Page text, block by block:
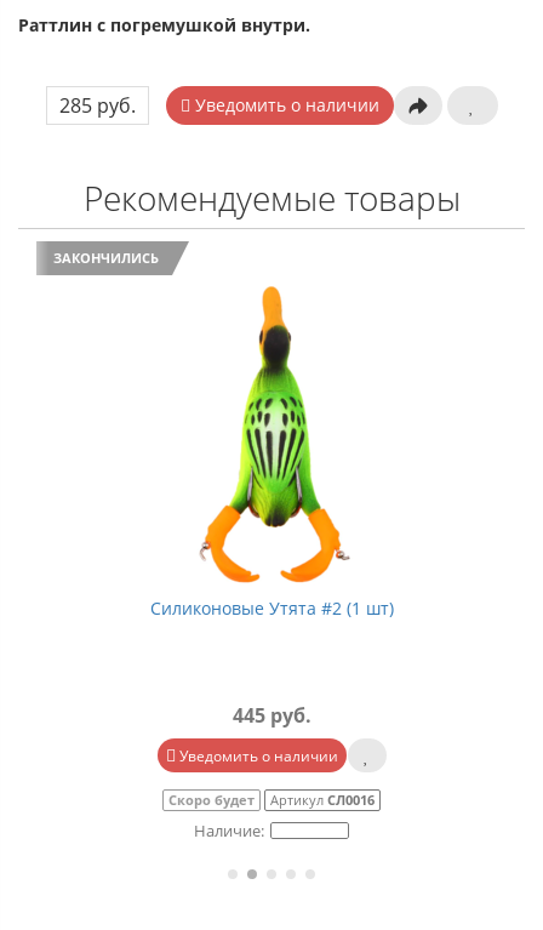
Раттлин с погремушкой внутри.
285 руб. Уведомить о наличии
Рекомендуемые товары
ЗАКОНЧИЛИСЬ
Силиконовые Утята #2 (1 шт)
445 руб.
Уведомить о наличии
Скоро будет Артикул СЛ0016